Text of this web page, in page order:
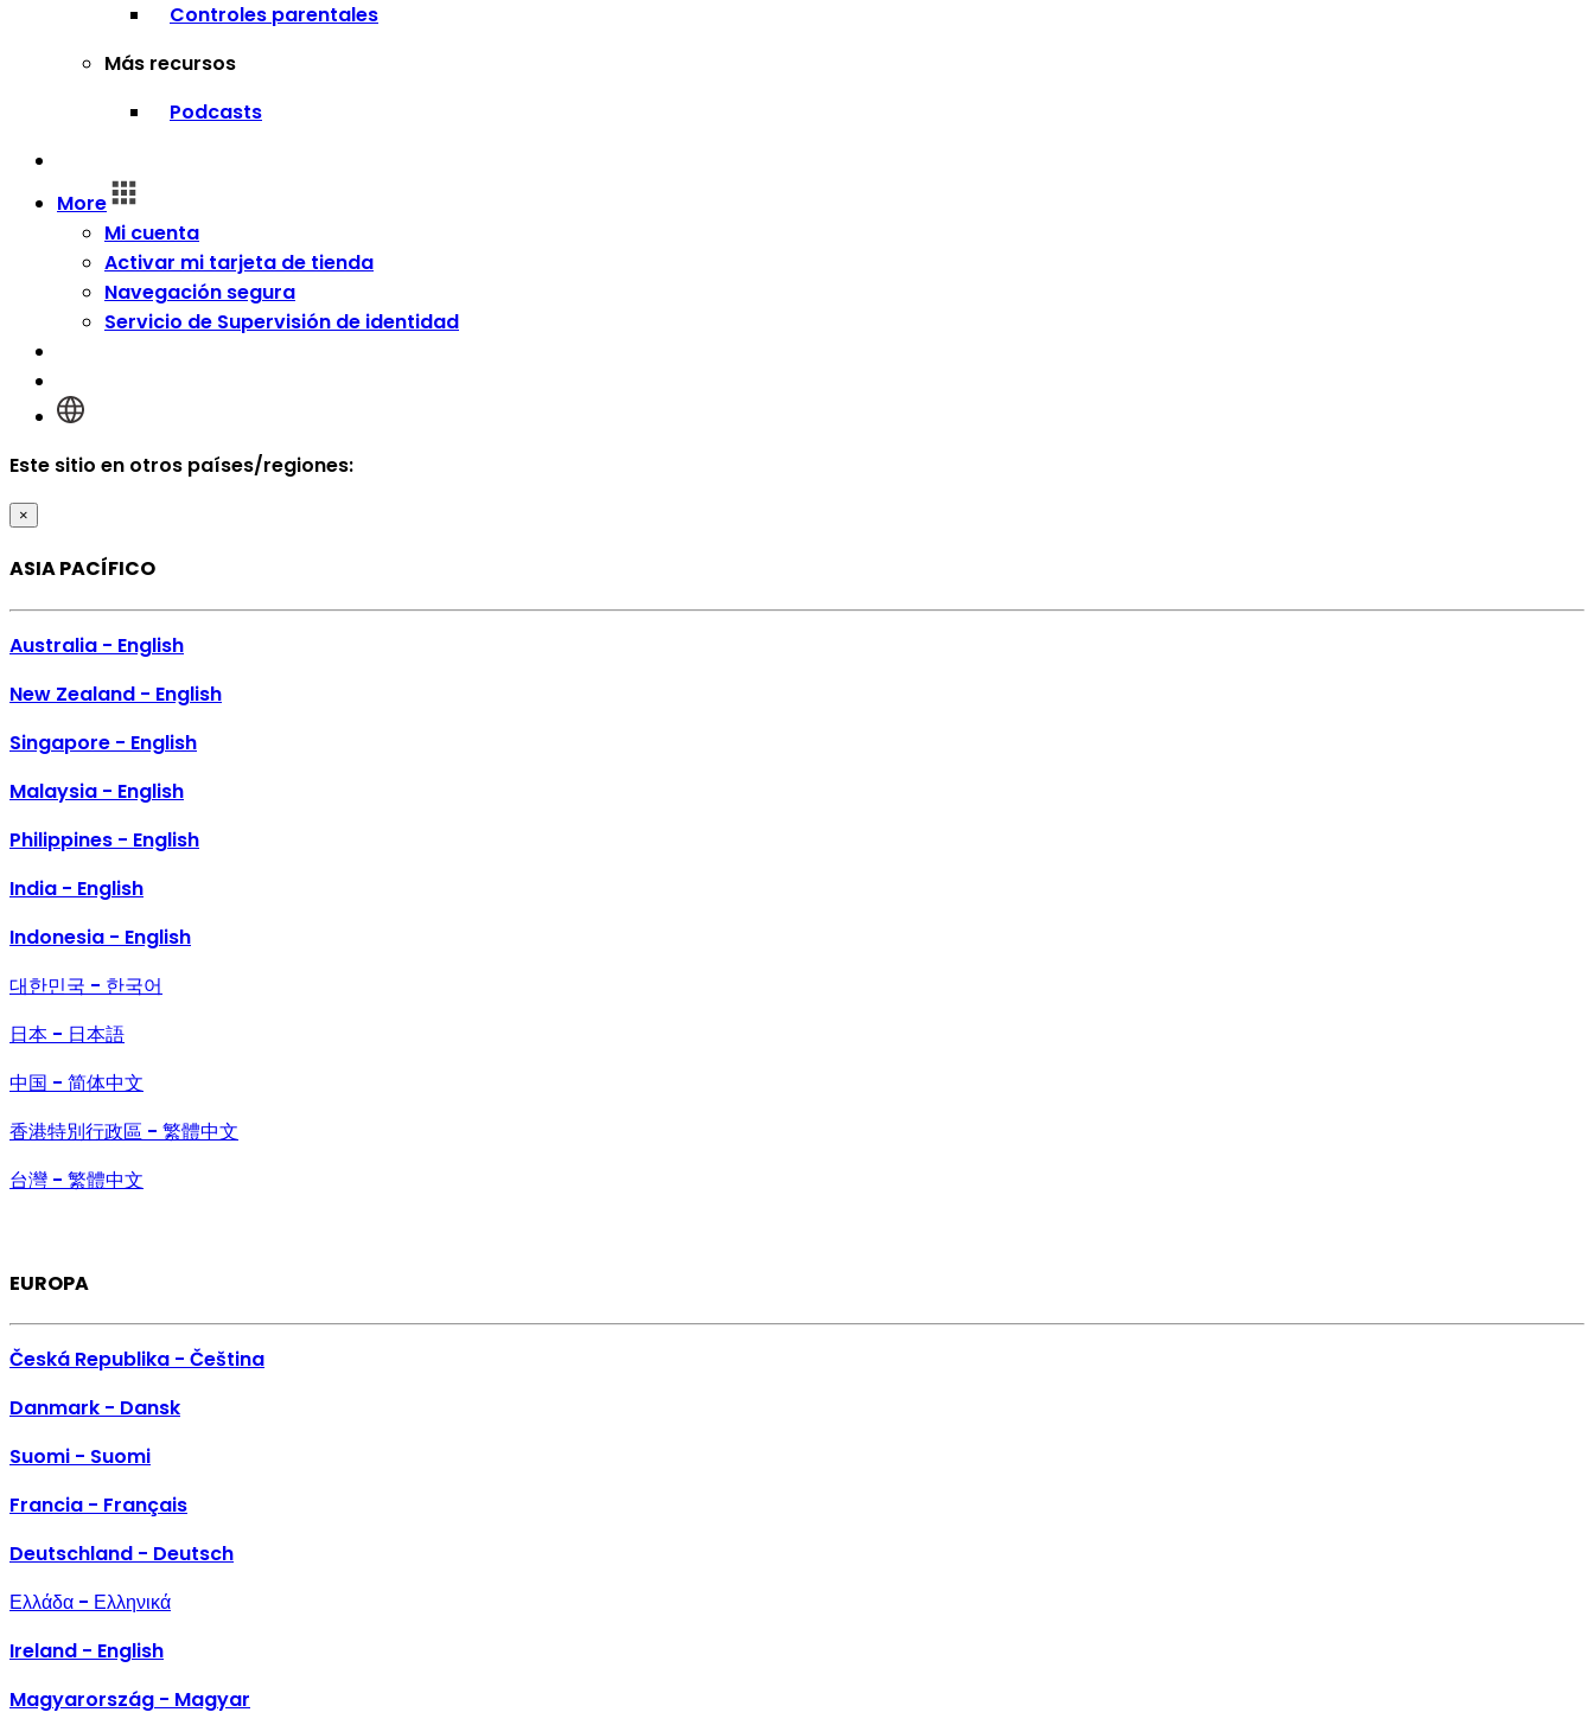
Controles parentales
Más recursos
Podcasts
More
Mi cuenta
Activar mi tarjeta de tienda
Navegación segura
Servicio de Supervisión de identidad
Este sitio en otros países/regiones:
×
ASIA PACÍFICO
Australia - English
New Zealand - English
Singapore - English
Malaysia - English
Philippines - English
India - English
Indonesia - English
대한민국 - 한국어
日本 - 日本語
中国 - 简体中文
香港特別行政區 - 繁體中文
台灣 - 繁體中文
EUROPA
Česká Republika - Čeština
Danmark - Dansk
Suomi - Suomi
Francia - Français
Deutschland - Deutsch
Ελλάδα - Ελληνικά
Ireland - English
Magyarország - Magyar